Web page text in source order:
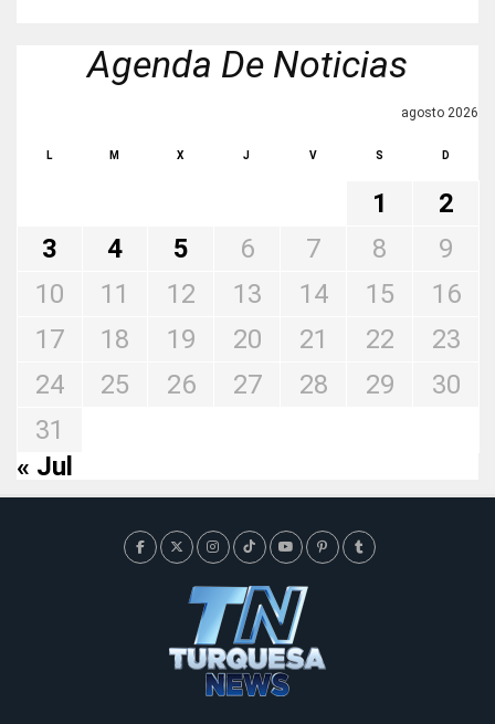
Agenda De Noticias
agosto 2026
L M X J V S D
1
2
3
4 5 6 7 8
9
10
11 12 13 14 15
16
17
18 19 20 21 22
23
24
25 26 27 28 29
30
31
« Jul